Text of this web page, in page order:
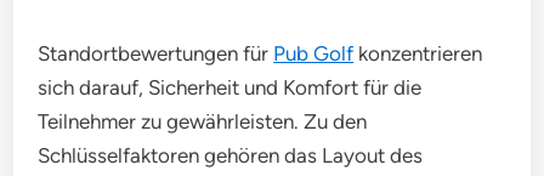
Standortbewertungen für Pub Golf konzentrieren
sich darauf, Sicherheit und Komfort für die
Teilnehmer zu gewährleisten. Zu den
Schlüsselfaktoren gehören das Layout des